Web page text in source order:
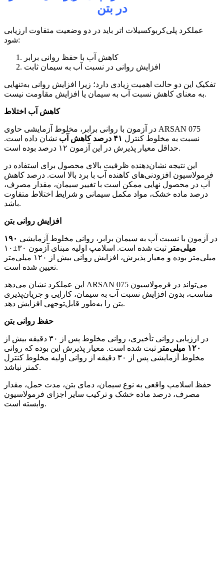
در بتن
عملکرد پلی‌کربوکسیلات اتر باید در دو وضعیت متفاوت ارزیابی
شود:
کاهش آب با حفظ روانی برابر
افزایش روانی در نسبت آب به سیمان ثابت
تفکیک این دو حالت اهمیت زیادی دارد؛ زیرا افزایش روانی به‌تنهایی
به معنای کاهش نسبت آب به سیمان یا افزایش مقاومت نیست.
کاهش آب اختلاط
در آزمون با روانی برابر، مخلوط آزمایشی حاوی ARSAN 075
نسبت به مخلوط کنترل ۴۱ درصد کاهش آب نشان داده است.
حداقل معیار پذیرش در این آزمون ۱۲ درصد بوده است.
این نتیجه نشان‌دهنده ظرفیت بالای محصول برای استفاده در
فرمولاسیون افزودنی‌های کاهنده آب با برد بالا است. درصد کاهش
آب در محصول نهایی ممکن است با تغییر سیمان، مقدار مصرف،
درصد ماده خشک، مواد مکمل سیمانی و شرایط اختلاط متفاوت
باشد.
افزایش روانی بتن
در آزمون با نسبت آب به سیمان برابر، روانی مخلوط آزمایشی ۱۹۰
میلی‌متر
ثبت شده است. اسلامپ اولیه مبنای آزمون ۳۰±۱۰
میلی‌متر بوده و معیار پذیرش، افزایش روانی بیش از ۱۲۰ میلی‌متر
تعیین شده است.
این عملکرد نشان می‌دهد ARSAN 075 می‌تواند در فرمولاسیون
مناسب، بدون افزایش نسبت آب به سیمان، کارایی و جریان‌پذیری
بتن را به‌طور قابل‌توجهی افزایش دهد.
حفظ روانی بتن
در ارزیابی روانی تأخیری، روانی مخلوط پس از ۳۰ دقیقه بیش از
۱۲۰ میلی‌متر ثبت شده است. معیار پذیرش این بوده که روانی
مخلوط آزمایشی پس از ۳۰ دقیقه از روانی اولیه مخلوط کنترل
کمتر نباشد.
حفظ اسلامپ واقعی به نوع سیمان، دمای بتن، مدت حمل، مقدار
مصرف، درصد ماده خشک و ترکیب سایر اجزای فرمولاسیون
وابسته است.